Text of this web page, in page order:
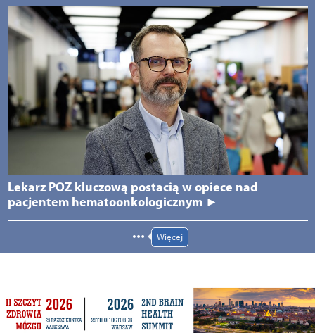
Lekarz POZ kluczową postacią w opiece nad
pacjentem hematoonkologicznym ►
Więcej